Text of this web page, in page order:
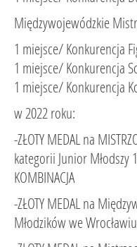
Międzywojewódzkie
1 miejsce/ Konkurencja
1 miejsce/ Konkurencja
1 miejsce/ Konkurencja
w 2022 roku:
-ZŁOTY MEDAL na
kategorii Junior
KOMBINACJA
-ZŁOTY MEDAL na
Młodzików we